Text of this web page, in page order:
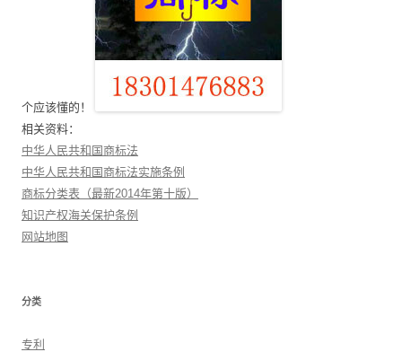
个应该懂的！
相关资料：
中华人民共和国商标法
中华人民共和国商标法实施条例
商标分类表（最新2014年第十版）
知识产权海关保护条例
网站地图
分类
专利